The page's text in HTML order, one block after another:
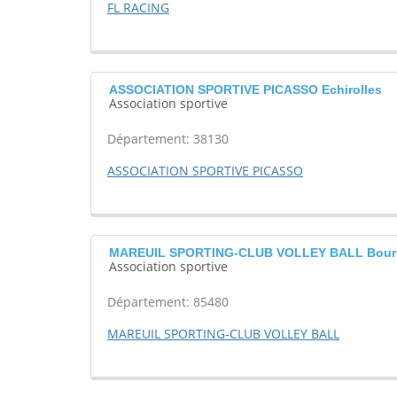
FL RACING
ASSOCIATION SPORTIVE PICASSO Echirolles
Association sportive
Département: 38130
ASSOCIATION SPORTIVE PICASSO
MAREUIL SPORTING-CLUB VOLLEY BALL
Association sportive
Département: 85480
MAREUIL SPORTING-CLUB VOLLEY BALL